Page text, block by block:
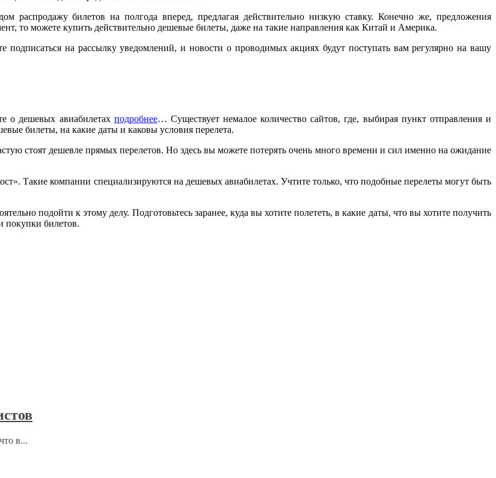
билетов на полгода вперед, предлагая действительно низкую ставку. Конечно же, предложения
то можете купить действительно дешевые билеты, даже на такие направления как Китай и Америка.
на рассылку уведомлений, и новости о проводимых акциях будут поступать вам регулярно на вашу
о дешевых авиабилетах подробнее… Существует немалое количество сайтов, где, выбирая пункт отправления и
билеты, на какие даты и каковы условия перелета.
стоят дешевле прямых перелетов. Но здесь вы можете потерять очень много времени и сил именно на ожидание
Такие компании специализируются на дешевых авиабилетах. Учтите только, что подобные перелеты могут быть
подойти к этому делу. Подготовьтесь заранее, куда вы хотите полететь, в какие даты, что вы хотите получить
покупки билетов.
в...